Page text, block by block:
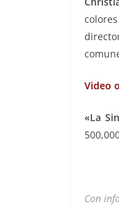
Video
«La
Con